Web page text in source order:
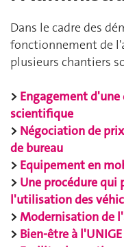
Dans le cadre des
fonctionnement de
plusieurs chantiers
> Engagement
scientifique
> Négociation de
de bureau
> Equipement en
> Une procédure
l'utilisation des
>Modernisation de
> Bien-être à l'UNIGE